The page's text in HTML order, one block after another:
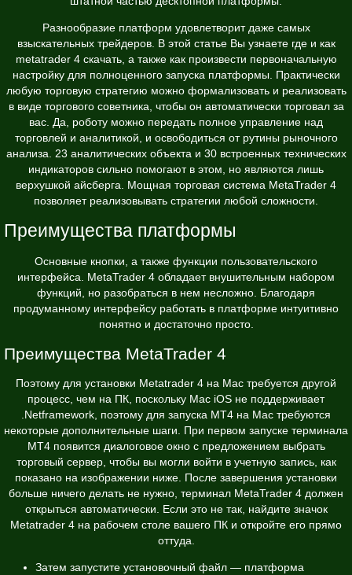
Разнообразие платформ удовлетворит даже самых
взыскательных трейдеров. В этой статье Вы узнаете где и как
metatrader 4 скачать, а также как произвести первоначальную
настройку для полноценного запуска платформы. Практически
любую торговую стратегию можно формализовать и реализовать
в виде торгового советника, чтобы он автоматически торговал за
вас. Да, роботу можно передать полное управление над
торговлей и аналитикой, и освободиться от рутины рыночного
анализа. 23 аналитических объекта и 30 встроенных технических
индикаторов сильно помогают в этом, но являются лишь
верхушкой айсберга. Мощная торговая система MetaTrader 4
позволяет реализовывать стратегии любой сложности.
Преимущества платформы
Основные кнопки, а также функции пользовательского
интерфейса. MetaTrader 4 обладает внушительным набором
функций, но разобраться в нем несложно. Благодаря
продуманному интерфейсу работать в платформе интуитивно
понятно и достаточно просто.
Преимущества MetaTrader 4
Поэтому для установки Metatrader 4 на Mac требуется другой
процесс, чем на ПК, поскольку Mac iOS не поддерживает
.Netframework, поэтому для запуска MT4 на Mac требуются
некоторые дополнительные шаги. При первом запуске терминала
MT4 появится диалоговое окно с предложением выбрать
торговый сервер, чтобы вы могли войти в учетную запись, как
показано на изображении ниже. После завершения установки
больше ничего делать не нужно, терминал MetaTrader 4 должен
открыться автоматически. Если это не так, найдите значок
Metatrader 4 на рабочем столе вашего ПК и откройте его прямо
оттуда.
Затем запустите установочный файл — платформа